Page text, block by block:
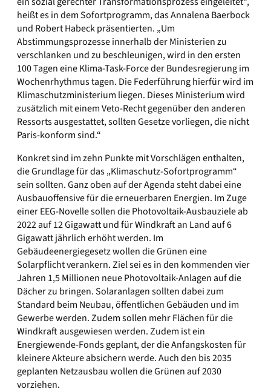
heißt es in dem Sofortprogramm, das Annalena Baerbock
und Robert Habeck präsentierten. „Um
Abstimmungsprozesse innerhalb der Ministerien zu
verschlanken und zu beschleunigen, wird in den ersten
100 Tagen eine Klima-Task-Force der Bundesregierung im
Wochenrhythmus tagen. Die Federführung hierfür wird im
Klimaschutzministerium liegen. Dieses Ministerium wird
zusätzlich mit einem Veto-Recht gegenüber den anderen
Ressorts ausgestattet, sollten Gesetze vorliegen, die nicht
Paris-konform sind.“
Konkret sind im zehn Punkte mit Vorschlägen enthalten,
die Grundlage für das „Klimaschutz-Sofortprogramm“
sein sollten. Ganz oben auf der Agenda steht dabei eine
Ausbauoffensive für die erneuerbaren Energien. Im Zuge
einer EEG-Novelle sollen die Photovoltaik-Ausbauziele ab
2022 auf 12 Gigawatt und für Windkraft an Land auf 6
Gigawatt jährlich erhöht werden. Im
Gebäudeenergiegesetz wollen die Grünen eine
Solarpflicht verankern. Ziel sei es in den kommenden vier
Jahren 1,5 Millionen neue Photovoltaik-Anlagen auf die
Dächer zu bringen. Solaranlagen sollten dabei zum
Standard beim Neubau, öffentlichen Gebäuden und im
Gewerbe werden. Zudem sollen mehr Flächen für die
Windkraft ausgewiesen werden. Zudem ist ein
Energiewende-Fonds geplant, der die Anfangskosten für
kleinere Akteure absichern werde. Auch den bis 2035
geplanten Netzausbau wollen die Grünen auf 2030
vorziehen.